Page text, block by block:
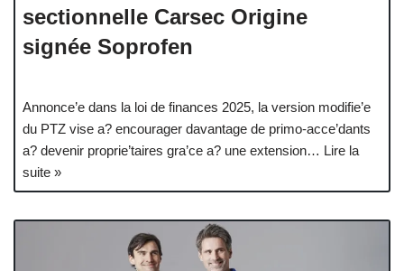
sectionnelle Carsec Origine
signée Soprofen
Annonce’e dans la loi de finances 2025, la version modifie’e
du PTZ vise a? encourager davantage de primo-acce’dants
a? devenir proprie’taires gra’ce a? une extension… Lire la
suite »